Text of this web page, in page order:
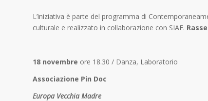
L’iniziativa è parte del programma di
culturale e realizzato in collaborazione con SIAE.
18 novembre ore 18.30 / Danza, Laboratorio
Associazione Pin Doc
Europa Vecchia Madre